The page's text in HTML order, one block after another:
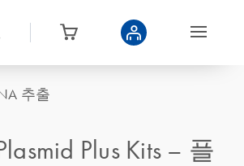
추출
Plus Kits – 플